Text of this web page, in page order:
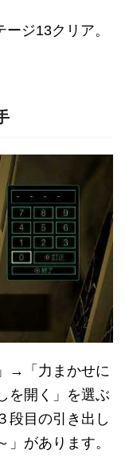
ジ13クリア。
→「力まかせに
を開く」を選ぶ
段目の引き出し
があります。